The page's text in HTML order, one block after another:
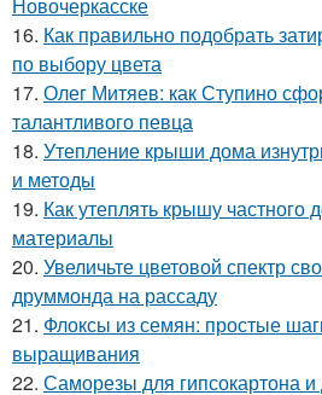
16. Как правильно подобрать
по выбору цвета
17. Олег Митяев: как Ступино
талантливого певца
18. Утепление крыши дома
и методы
19. Как утеплять крышу частного
материалы
20. Увеличьте цветовой спектр
друммонда на рассаду
21. Флоксы из семян: простые
выращивания
22. Саморезы для гипсокартона и